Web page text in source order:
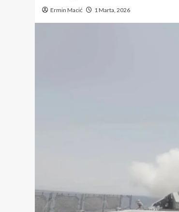
Ermin Macić 1 Marta, 2026